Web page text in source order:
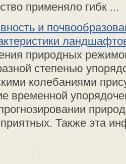
применяло гибк ...
и
природных
степенью
колебаниями
временной
Также эта